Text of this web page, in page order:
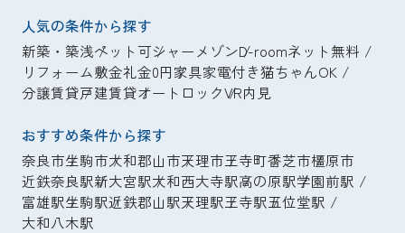
人気の条件から探す
新築・築浅ペット可シャーメゾンD-roomネット無料
リフォーム敷金礼金0円家具家電付き猫ちゃんOK
分譲賃貸戸建賃貸オートロックVR内見
おすすめ条件から探す
奈良市生駒市大和郡山市天理市王寺町香芝市橿原市
近鉄奈良駅新大宮駅大和西大寺駅高の原駅学園前駅
富雄駅生駒駅近鉄郡山駅天理駅王寺駅五位堂駅
大和八木駅